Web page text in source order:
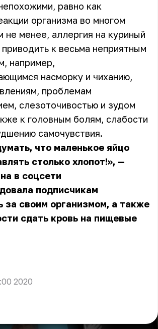
равно как
организма во многом
не менее, аллергия на куриный
к весьма неприятным
например,
насморку и чиханию,
проблемам
слезоточивостью и зудом
к головным болям, слабости
самочувствия.
что маленькое яйцо
столько хлопот!», —
в соцсети
подписчикам
за своим организмом, а также
сдать кровь на пищевые
2020